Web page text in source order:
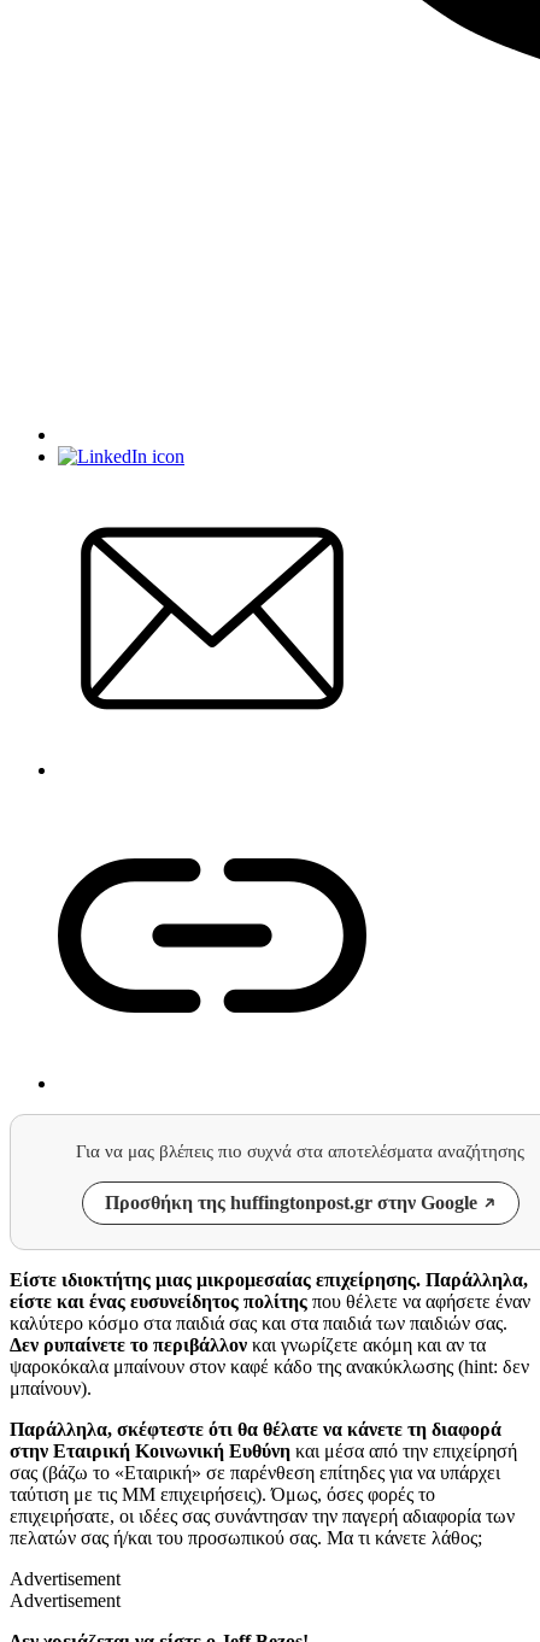
Για να μας βλέπεις πιο συχνά στα αποτελέσματα αναζήτησης
Προσθήκη της huffingtonpost.gr στην Google
Είστε ιδιοκτήτης μιας μικρομεσαίας επιχείρησης. Παράλληλα,
είστε και ένας ευσυνείδητος πολίτης που θέλετε να αφήσετε έναν
καλύτερο κόσμο στα παιδιά σας και στα παιδιά των παιδιών σας.
Δεν ρυπαίνετε το περιβάλλον και γνωρίζετε ακόμη και αν τα
ψαροκόκαλα μπαίνουν στον καφέ κάδο της ανακύκλωσης (hint: δεν
μπαίνουν).
Παράλληλα, σκέφτεστε ότι θα θέλατε να κάνετε τη διαφορά
στην Εταιρική Κοινωνική Ευθύνη και μέσα από την επιχείρησή
σας (βάζω το «Εταιρική» σε παρένθεση επίτηδες για να υπάρχει
ταύτιση με τις ΜΜ επιχειρήσεις). Όμως, όσες φορές το
επιχειρήσατε, οι ιδέες σας συνάντησαν την παγερή αδιαφορία των
πελατών σας ή/και του προσωπικού σας. Μα τι κάνετε λάθος;
Advertisement
Advertisement